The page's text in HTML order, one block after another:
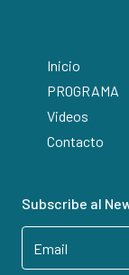
Inicio
PROGRAMA
Videos
Contacto
Subscribe al